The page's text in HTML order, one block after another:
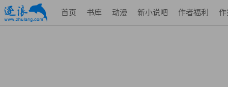
首页 书库 动漫 新小说吧 作者福利 作